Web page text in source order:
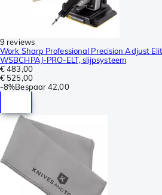
9 reviews
Work Sharp Professional Precision Adjust
WSBCHPAJ-PRO-ELT, slijpsysteem
€ 483,00
€ 525,00
-8%Bespaar42,00